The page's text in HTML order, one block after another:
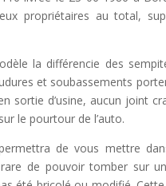
propriétaires au total,
la différencie des
et soubassements
sortie d’usine, aucun joint
le pourtour de l’auto.
de vous mettre
de pouvoir tomber sur